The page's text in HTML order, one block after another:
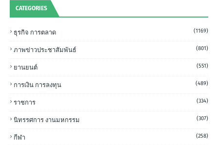
CATEGORIES
ธุรกิจ การตลาด (1169)
ภาพข่าวประชาสัมพันธ์ (801)
ยานยนต์ (551)
การเงิน การลงทุน (489)
ราชการ (334)
นิทรรศการ งานมหกรรม (307)
กีฬา (258)